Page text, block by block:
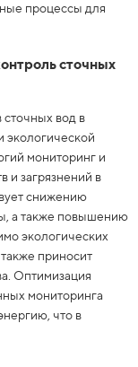
процессы для
сточных
вод в
мониторинг и
и загрязнений в
снижению
а также повышению
экологических
приносит
Оптимизация
мониторинга
что в